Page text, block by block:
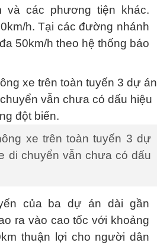
và các phương tiện khác.
h. Tại các đường nhánh
50km/h theo hệ thống báo
xe trên toàn tuyến 3 dự
di chuyển vẫn chưa có dấu
của ba dự án dài gần
ra vào cao tốc với khoảng
thuận lợi cho người dân